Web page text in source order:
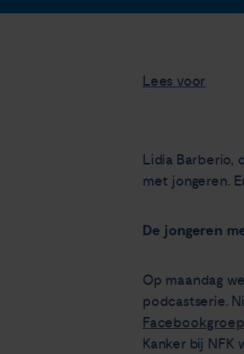
Lees voor
Lidia Barberio,
met jongeren.
De jongeren
Op maandag
podcastserie.
Kanker bij